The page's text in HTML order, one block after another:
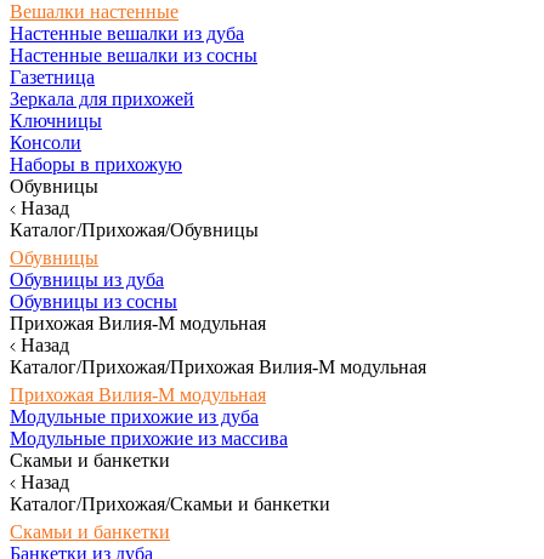
Вешалки настенные
Настенные вешалки из дуба
Настенные вешалки из сосны
Газетница
Зеркала для прихожей
Ключницы
Консоли
Наборы в прихожую
Обувницы
Назад
Каталог/Прихожая/Обувницы
Обувницы
Обувницы из дуба
Обувницы из сосны
Прихожая Вилия-М модульная
Назад
Каталог/Прихожая/Прихожая Вилия-М модульная
Прихожая Вилия-М модульная
Модульные прихожие из дуба
Модульные прихожие из массива
Скамьи и банкетки
Назад
Каталог/Прихожая/Скамьи и банкетки
Скамьи и банкетки
Банкетки из дуба